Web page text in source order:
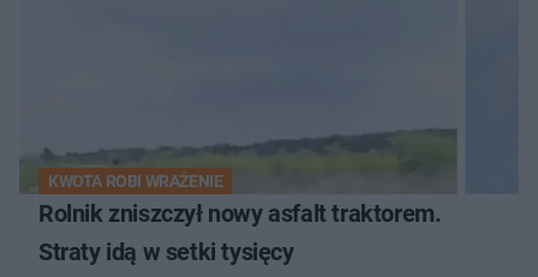
KWOTA ROBI WRAŻENIE
Rolnik zniszczył nowy asfalt traktorem.
Straty idą w setki tysięcy